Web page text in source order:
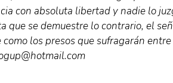
con absoluta libertad y nadie lo
que se demuestre lo contrario, el
los presos que sufragarán